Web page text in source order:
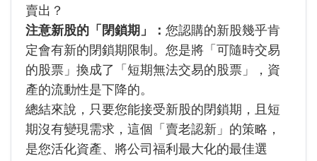
賣出？
注意新股的「閉鎖期」： 您認購的新股幾乎肯
定會有新的閉鎖期限制。您是將「可隨時交易
的股票」換成了「短期無法交易的股票」，資
產的流動性是下降的。
總結來說，只要您能接受新股的閉鎖期，且短
期沒有變現需求，這個「賣老認新」的策略，
是您活化資產、將公司福利最大化的最佳選